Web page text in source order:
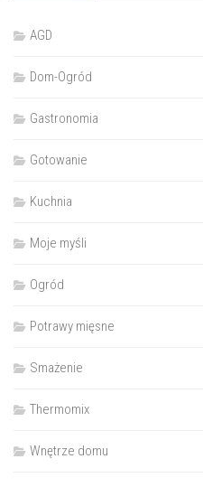
AGD
Dom-Ogród
Gastronomia
Gotowanie
Kuchnia
Moje myśli
Ogród
Potrawy mięsne
Smażenie
Thermomix
Wnętrze domu